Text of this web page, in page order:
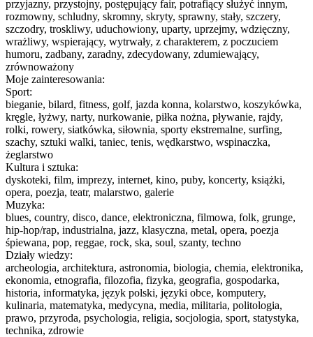
przyjazny, przystojny, postępujący fair, potrafiący służyć innym,
rozmowny, schludny, skromny, skryty, sprawny, stały, szczery,
szczodry, troskliwy, uduchowiony, uparty, uprzejmy, wdzięczny,
wrażliwy, wspierający, wytrwały, z charakterem, z poczuciem
humoru, zadbany, zaradny, zdecydowany, zdumiewający,
zrównoważony
Moje zainteresowania:
Sport:
bieganie, bilard, fitness, golf, jazda konna, kolarstwo, koszykówka,
kręgle, łyżwy, narty, nurkowanie, piłka nożna, pływanie, rajdy,
rolki, rowery, siatkówka, siłownia, sporty ekstremalne, surfing,
szachy, sztuki walki, taniec, tenis, wędkarstwo, wspinaczka,
żeglarstwo
Kultura i sztuka:
dyskoteki, film, imprezy, internet, kino, puby, koncerty, książki,
opera, poezja, teatr, malarstwo, galerie
Muzyka:
blues, country, disco, dance, elektroniczna, filmowa, folk, grunge,
hip-hop/rap, industrialna, jazz, klasyczna, metal, opera, poezja
śpiewana, pop, reggae, rock, ska, soul, szanty, techno
Działy wiedzy:
archeologia, architektura, astronomia, biologia, chemia, elektronika,
ekonomia, etnografia, filozofia, fizyka, geografia, gospodarka,
historia, informatyka, język polski, języki obce, komputery,
kulinaria, matematyka, medycyna, media, militaria, politologia,
prawo, przyroda, psychologia, religia, socjologia, sport, statystyka,
technika, zdrowie